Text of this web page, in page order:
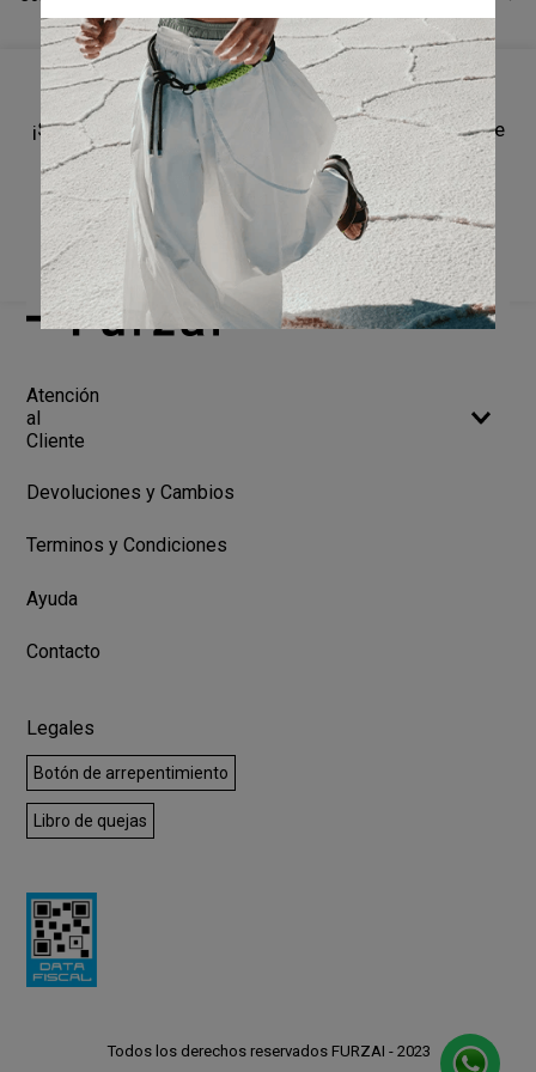
¡Suscríbete a nuestro newsletter y recibí un cupón de
10% OFF en tu primera compra!
SUSCRIBIRME
Atención
al
Cliente
Devoluciones y Cambios
Terminos y Condiciones
Ayuda
Contacto
Legales
Botón de arrepentimiento
Libro de quejas
Todos los derechos reservados FURZAI - 2023